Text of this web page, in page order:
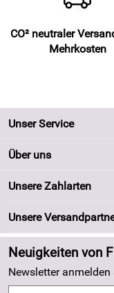
CO² neutraler
Mehrkosten
Unser Service
Kontakt
Kundeninformationen
Newsletter
Zahlung und Versand
Kundenlogin
Über uns
Unsere Bestseller
Neu
Angebote
Made in Germany
Unsere Zahlarten
Unsere
Neuigkeiten von
Newsletter anmelden